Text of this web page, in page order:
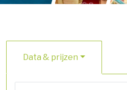
Data & prijzen